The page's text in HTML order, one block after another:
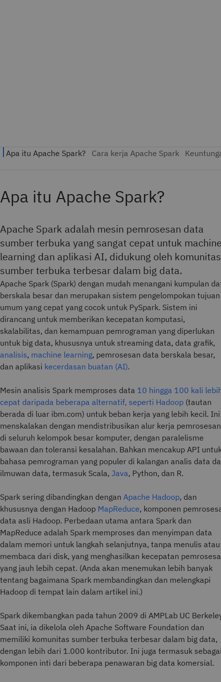
Apache Spark adalah mesin pemrosesan data
sumber terbuka yang sangat cepat untuk
learning dan aplikasi AI, didukung oleh komunitas
sumber terbuka terbesar dalam big data.
Apache Spark (Spark) dengan mudah menangani kumpulan
berskala besar dan merupakan sistem pengelompokan tujuan
umum yang cepat yang cocok untuk PySpark. Sistem ini
dirancang untuk memberikan kecepatan komputasi,
skalabilitas, dan kemampuan pemrograman yang diperlukan
untuk big data, khususnya untuk streaming data, data grafik,
analisis, machine learning, pemrosesan data berskala besar,
dan aplikasi kecerdasan buatan (AI).
Mesin analisis Spark memproses data 10 hingga 100 kali
cepat daripada beberapa alternatif, seperti Hadoop (tautan
berada di luar ibm.com) untuk beban kerja yang lebih kecil. Ini
menskalakan dengan mendistribusikan alur kerja pemrosesan
di seluruh kelompok besar komputer, dengan paralelisme
bawaan dan toleransi kesalahan. Bahkan mencakup API
bahasa pemrograman yang populer di kalangan analis data
ilmuwan data, termasuk Scala, Java, Python, dan R.
Spark sering dibandingkan dengan Apache Hadoop, dan
khususnya dengan Hadoop MapReduce, komponen
data asli Hadoop. Perbedaan utama antara Spark dan
MapReduce adalah Spark memproses dan menyimpan data
dalam memori untuk langkah selanjutnya, tanpa menulis atau
membaca dari disk, yang menghasilkan kecepatan
yang jauh lebih cepat. (Anda akan menemukan lebih banyak
tentang bagaimana Spark membandingkan dan melengkapi
Hadoop di tempat lain dalam artikel ini.)
Spark dikembangkan pada tahun 2009 di AMPLab UC
Saat ini, ia dikelola oleh Apache Software Foundation dan
memiliki komunitas sumber terbuka terbesar dalam big data,
dengan lebih dari 1.000 kontributor. Ini juga termasuk
komponen inti dari beberapa penawaran big data komersial.